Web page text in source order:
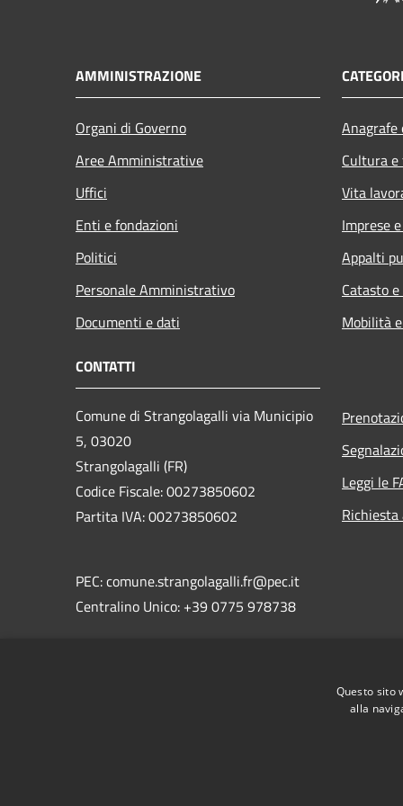
AMMINISTRAZIONE
Organi di Governo
Aree Amministrative
Uffici
Enti e fondazioni
Politici
Personale Amministrativo
Documenti e dati
Cultura
Vita
Imprese
Appalti
Catasto
Mobilità
CONTATTI
Comune di Strangolagalli via Municipio
5, 03020
Strangolagalli (FR)
Codice Fiscale: 00273850602
Partita IVA: 00273850602
PEC: comune.strangolagalli.fr@pec.it
Centralino Unico: +39 0775 978738
Leggi le
Questo sito
alla